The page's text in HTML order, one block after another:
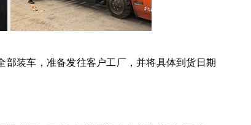
部装车，准备发往客户工厂，并将具体到货日期